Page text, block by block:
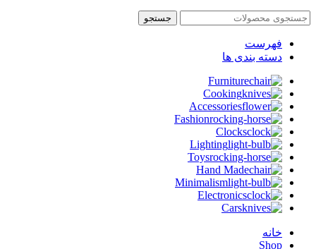
جستجو
فهرست
دسته بندی ها
Furniture
Cooking
Accessories
Fashion
Clocks
Lighting
Toys
Hand Made
Minimalism
Electronics
Cars
خانه
Shop